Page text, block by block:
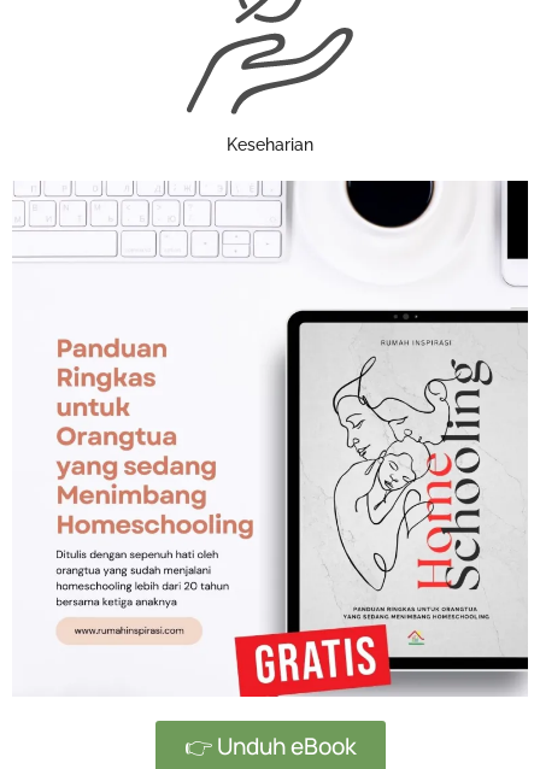
Keseharian
👉 Unduh eBook